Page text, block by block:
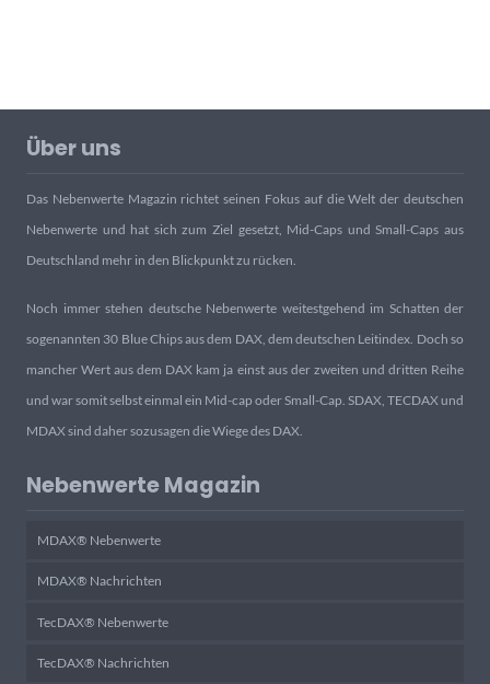
Über uns
Das Nebenwerte Magazin richtet seinen Fokus auf die Welt der deutschen
Nebenwerte und hat sich zum Ziel gesetzt, Mid-Caps und Small-Caps aus
Deutschland mehr in den Blickpunkt zu rücken.
Noch immer stehen deutsche Nebenwerte weitestgehend im Schatten der
sogenannten 30 Blue Chips aus dem DAX, dem deutschen Leitindex. Doch so
mancher Wert aus dem DAX kam ja einst aus der zweiten und dritten Reihe
und war somit selbst einmal ein Mid-cap oder Small-Cap. SDAX, TECDAX und
MDAX sind daher sozusagen die Wiege des DAX.
Nebenwerte Magazin
MDAX® Nebenwerte
MDAX® Nachrichten
TecDAX® Nebenwerte
TecDAX® Nachrichten